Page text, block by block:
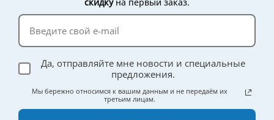
эффективности.
Да, отправляйте мне новости и специальные
предложения.
Мы бережно относимся к вашим данным и не передаём их
третьим лицам.